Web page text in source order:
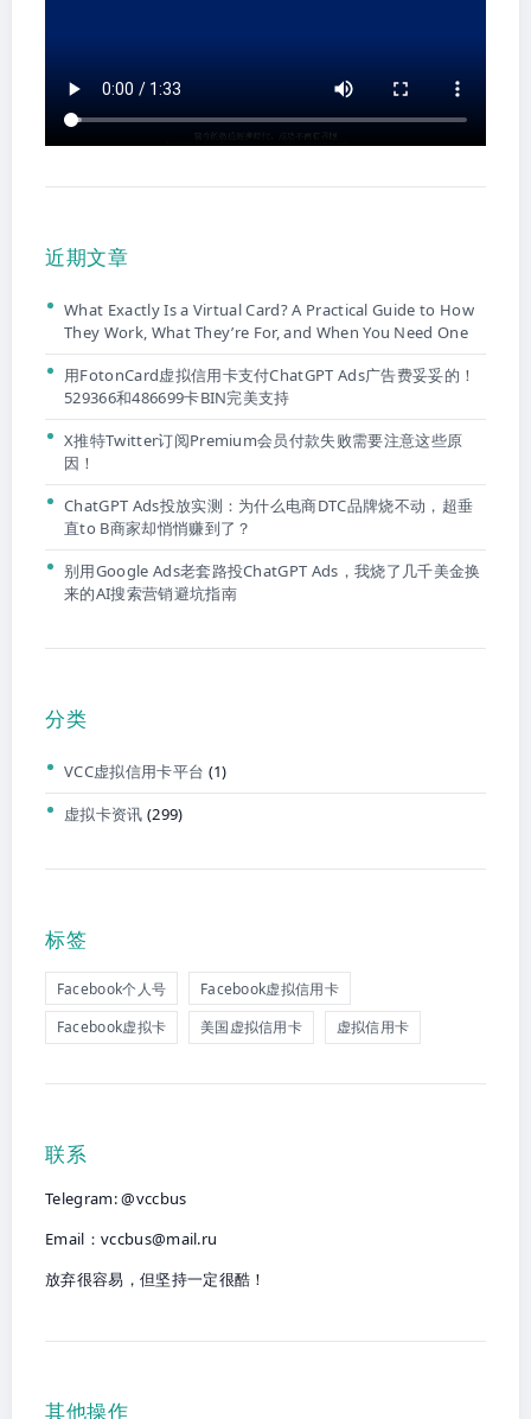
近期文章
What Exactly Is a Virtual Card? A Practical Guide to How
They Work, What They’re For, and When You Need One
用FotonCard虚拟信用卡支付ChatGPT Ads广告费妥妥的！
529366和486699卡BIN完美支持
X推特Twitter订阅Premium会员付款失败需要注意这些原
因！
ChatGPT Ads投放实测：为什么电商DTC品牌烧不动，超垂
直to B商家却悄悄赚到了？
别用Google Ads老套路投ChatGPT Ads，我烧了几千美金换
来的AI搜索营销避坑指南
分类
VCC虚拟信用卡平台 (1)
虚拟卡资讯 (299)
标签
Facebook个人号
Facebook虚拟信用卡
Facebook虚拟卡
美国虚拟信用卡 虚拟信用卡
联系
Telegram: @vccbus
Email： vccbus@mail.ru
放弃很容易，但坚持一定很酷！
其他操作